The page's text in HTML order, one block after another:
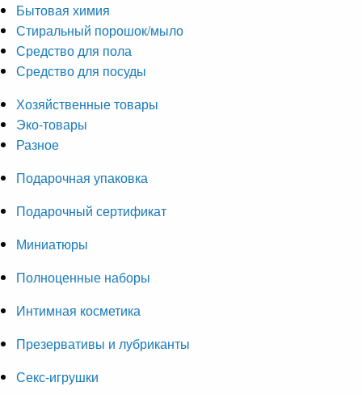
Бытовая химия
Стиральный порошок/мыло
Средство для пола
Средство для посуды
Хозяйственные товары
Эко-товары
Разное
Подарочная упаковка
Подарочный сертификат
Миниатюры
Полноценные наборы
Интимная косметика
Презервативы и лубриканты
Секс-игрушки